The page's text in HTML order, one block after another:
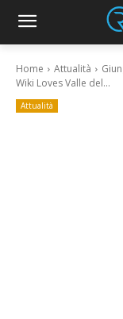
Home Attualità
Wiki Loves Valle del...
Attualità